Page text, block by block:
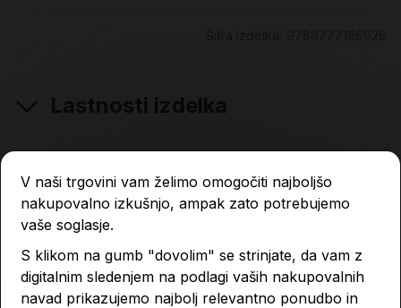
Lastnosti izdelka
V naši trgovini vam želimo omogočiti najboljšo
nakupovalno izkušnjo, ampak zato potrebujemo
vaše soglasje.
S klikom na gumb "dovolim" se strinjate, da vam z
digitalnim sledenjem na podlagi vaših nakupovalnih
navad prikazujemo najbolj relevantno ponudbo in